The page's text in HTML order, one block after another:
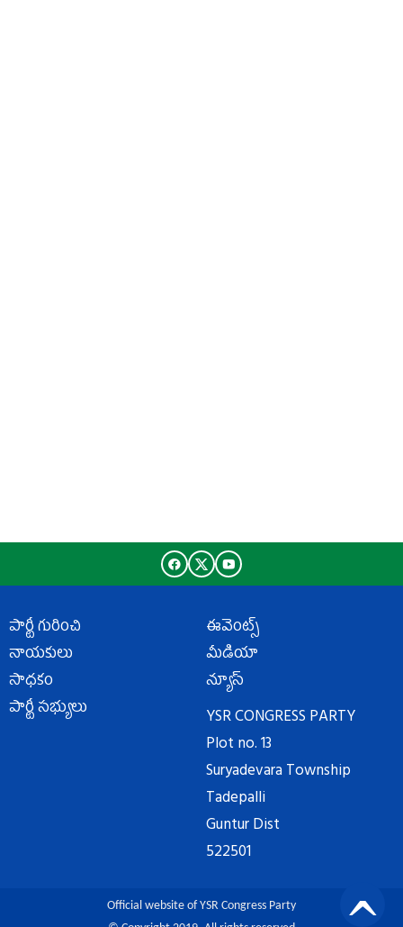
పార్టీ గురించి
నాయకులు
సాధకం
పార్టీ సభ్యులు
ఈవెంట్స్
మీడియా
న్యూస్
YSR CONGRESS PARTY
Plot no. 13
Suryadevara Township
Tadepalli
Guntur Dist
522501
Official website of YSR Congress Party